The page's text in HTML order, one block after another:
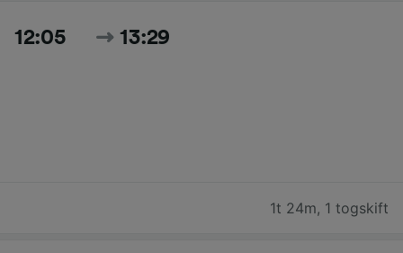
12:05 13:29
1t 24m, 1 togskift